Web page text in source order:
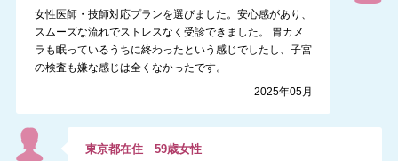
女性医師・技師対応プランを選びました。安心感があり、
スムーズな流れでストレスなく受診できました。 胃カメ
ラも眠っているうちに終わったという感じでしたし、子宮
の検査も嫌な感じは全くなかったです。
2025年05月
東京都在住59歳女性